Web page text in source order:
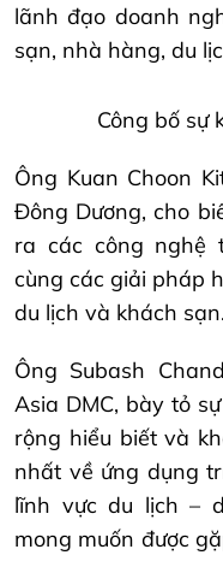
lãnh đạo doanh
sạn, nhà hàng, du
Công bố sự
Ông Kuan Choon
Đông Dương, cho
ra các công nghệ
cùng các giải pháp
du lịch và khách sạn.
Ông Subash
Asia DMC, bày tỏ
rộng hiểu biết và
nhất về ứng dụng
lĩnh vực du lịch –
mong muốn được